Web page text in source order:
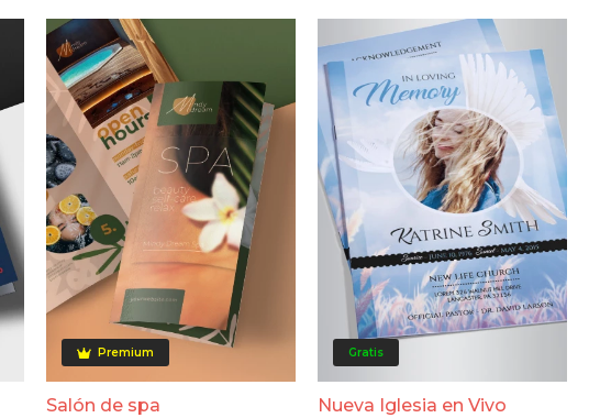
Premium
Salón de spa
Gratis
Nueva Iglesia en Vivo